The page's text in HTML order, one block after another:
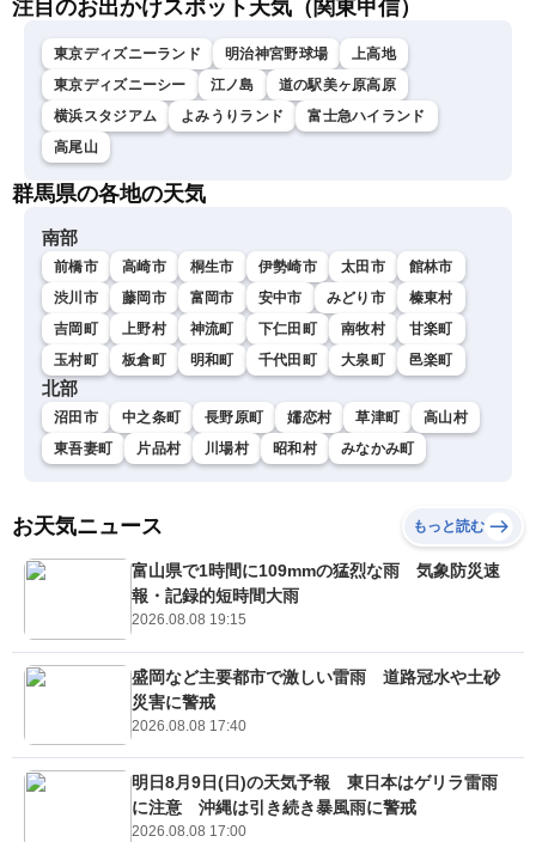
注目のお出かけスポット天気（関東甲信）
東京ディズニーランド 明治神宮野球場
上高地
東京ディズニーシー
江ノ島
道の駅美ヶ原高原
横浜スタジアム
よみうりランド
富士急ハイランド
高尾山
群馬県の各地の天気
南部
前橋市 高崎市 桐生市 伊勢崎市 太田市
館林市
渋川市
藤岡市 富岡市 安中市 みどり市
榛東村
吉岡町
上野村 神流町 下仁田町 南牧村
甘楽町
玉村町
板倉町 明和町 千代田町 大泉町 邑楽町
北部
沼田市 中之条町 長野原町 嬬恋村 草津町
高山村
東吾妻町
片品村 川場村 昭和村 みなかみ町
お天気ニュース もっと読む
富山県で1時間に109mmの猛烈な雨 気象防災速
報・記録的短時間大雨
2026.08.08 19:15
盛岡など主要都市で激しい雷雨 道路冠水や土砂
災害に警戒
2026.08.08 17:40
明日8月9日(日)の天気予報 東日本はゲリラ雷雨
に注意 沖縄は引き続き暴風雨に警戒
2026.08.08 17:00